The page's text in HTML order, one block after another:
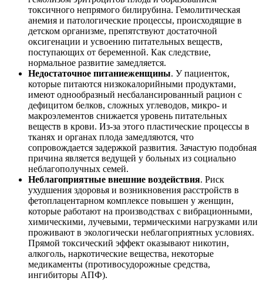
токсичного непрямого билирубина. Гемолитическая
анемия и патологические процессы, происходящие в
детском организме, препятствуют достаточной
оксигенации и усвоению питательных веществ,
поступающих от беременной. Как следствие,
нормальное развитие замедляется.
Недостаточное питаниеженщины. У пациенток,
которые питаются низкокалорийными продуктами,
имеют однообразный несбалансированный рацион с
дефицитом белков, сложных углеводов, микро- и
макроэлементов снижается уровень питательных
веществ в крови. Из-за этого пластические процессы в
тканях и органах плода замедляются, что
сопровождается задержкой развития. Зачастую подобная
причина является ведущей у больных из социально
неблагополучных семей.
Неблагоприятные внешние воздействия. Риск
ухудшения здоровья и возникновения расстройств в
фетоплацентарном комплексе повышен у женщин,
которые работают на производствах с вибрационными,
химическими, лучевыми, термическими нагрузками или
проживают в экологически неблагоприятных условиях.
Прямой токсический эффект оказывают никотин,
алкоголь, наркотические вещества, некоторые
медикаменты (противосудорожные средства,
ингибиторы АПФ).